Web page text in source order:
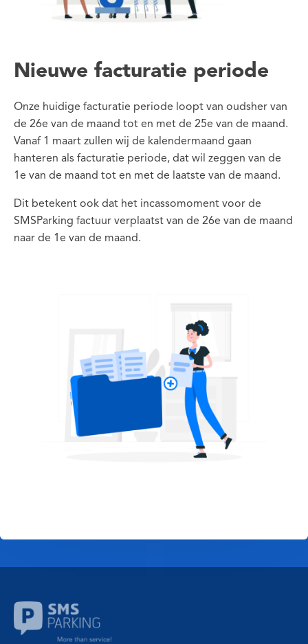
Nieuwe facturatie periode
Onze huidige facturatie periode loopt van oudsher van
de 26e van de maand tot en met de 25e van de maand.
Vanaf 1 maart zullen wij de kalendermaand gaan
hanteren als facturatie periode, dat wil zeggen van de
1e van de maand tot en met de laatste van de maand.
Dit betekent ook dat het incassomoment voor de
SMSParking factuur verplaatst van de 26e van de maand
naar de 1e van de maand.